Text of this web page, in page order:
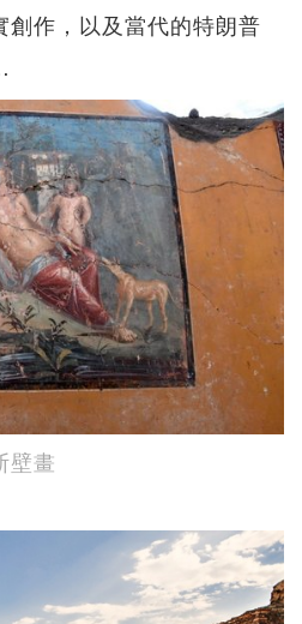
作，以及當代的特朗普
壁畫